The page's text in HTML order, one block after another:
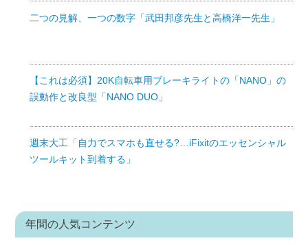
二つの見解、一つの数字「武田邦彦先生と高橋洋一先生」
【これは必須】20K自転車用ブレーキライトの「NANO」の
誤動作と改良型「NANO DUO」
週末大工「自力でスマホも直せる?…iFixitのエッセンシャル
ツールキット到着する」
年間の人気コンテンツ